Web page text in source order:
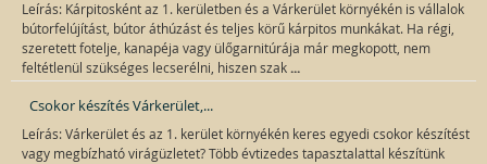
Leírás: Kárpitosként az 1. kerületben és a Várkerület környékén is vállalok
bútorfelújítást, bútor áthúzást és teljes körű kárpitos munkákat. Ha régi,
szeretett fotelje, kanapéja vagy ülőgarnitúrája már megkopott, nem
feltétlenül szükséges lecserélni, hiszen szak ...
Csokor készítés Várkerület,...
Leírás: Várkerület és az 1. kerület környékén keres egyedi csokor készítést
vagy megbízható virágüzletet? Több évtizedes tapasztalattal készítünk